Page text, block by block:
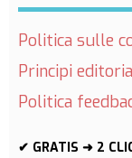
Politica sulle
Principi
Politica
✔ GRATIS ➜ 2